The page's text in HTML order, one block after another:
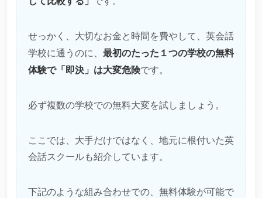
せっかく、大切なお金と時間を費やして、英会話
学校に通うのに、 最初のたった１つの学校の無料
体験で「即決」は大変危険です。
必ず複数の学校での無料大変を試しましょう。
ここでは、大手だけではなく、地元に根付いた英
会話スクールも紹介しています。
下記のような組み合わせでの、無料体験が可能で